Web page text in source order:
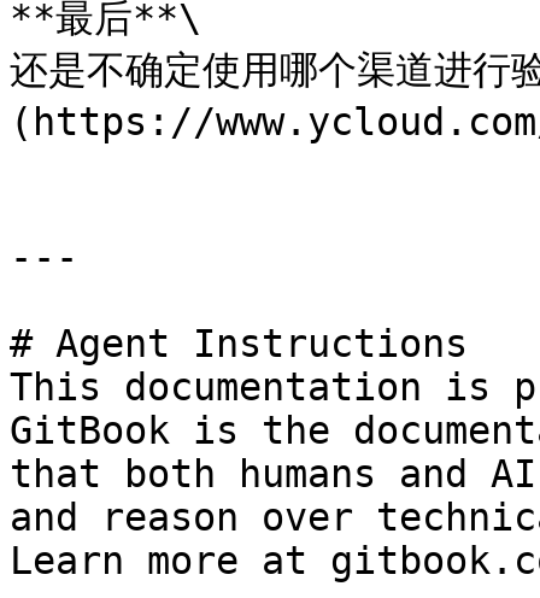
**最后**\
还是不确定使用哪个渠道进
(https://
---
# Agent Instructions
This documentation is
GitBook is the
that both humans and
and reason over
Learn more at